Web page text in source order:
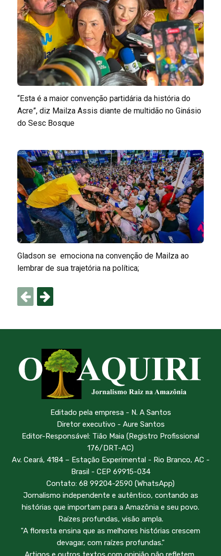
“Esta é a maior convenção partidária da história do
Acre”, diz Mailza Assis diante de multidão no Ginásio
do Sesc Bosque
Gladson se emociona na convenção de Mailza ao
lembrar de sua trajetória na política;
Editado pela empresa - N. A Santos
Diretor executivo - Aure Santos
Editor-Responsável: Tião Maia (Registro Profissional
176/DRT-AC)
Av. Ceará, 4184 – Estação Experimental - Rio Branco, AC -
Brasil - CEP 69915-034
Contato: 68 99204-2590 (WhatsApp)
Jornalismo independente e autêntico, contando as
histórias que importam para a Amazônia e seu povo.
Raízes profundas, visão ampla.
"A floresta ensina que as melhores histórias crescem
devagar, com raízes profundas."